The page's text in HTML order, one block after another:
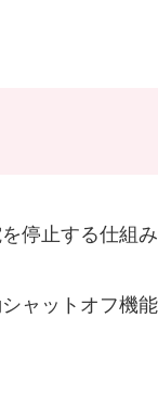
停止する仕組み
ャットオフ機